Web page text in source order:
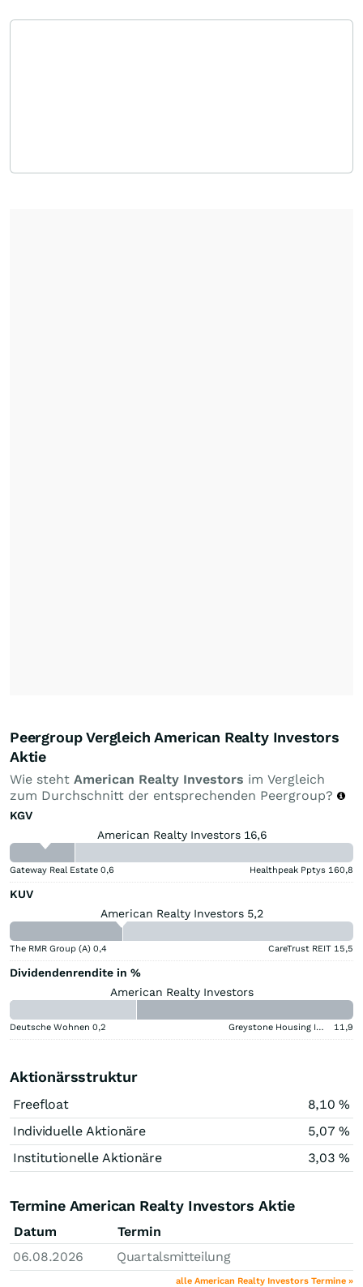
Peergroup Vergleich American Realty Investors
Aktie
Wie steht American Realty Investors im Vergleich
zum Durchschnitt der entsprechenden Peergroup?
KGV
American Realty Investors 16,6
Gateway Real Estate 0,6 Healthpeak Pptys 160,8
KUV
American Realty Investors 5,2
The RMR Group (A) 0,4 CareTrust REIT 15,5
Dividendenrendite in %
American Realty Investors
Deutsche Wohnen 0,2 Greystone Housing Impact Investors LP Benef Unit Cert 11,9
Aktionärsstruktur
Freefloat
8,10 %
Individuelle Aktionäre
5,07 %
Institutionelle Aktionäre
3,03 %
Termine American Realty Investors Aktie
Datum
Termin
06.08.2026
Quartalsmitteilung
alle American Realty Investors Termine »